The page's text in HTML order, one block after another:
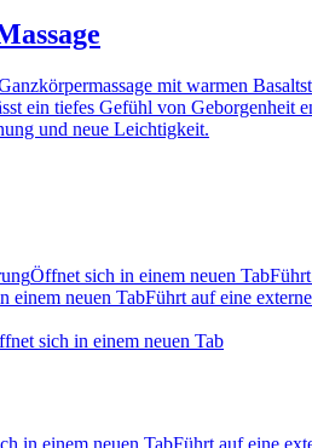
mit warmen
ein tiefes Gefühl von Geborgenheit
und neue Leichtigkeit.
Öffnet sich in einem neuen Tab
einem neuen TabFührt auf eine
sich in einem neuen Tab
in einem neuen TabFührt auf eine